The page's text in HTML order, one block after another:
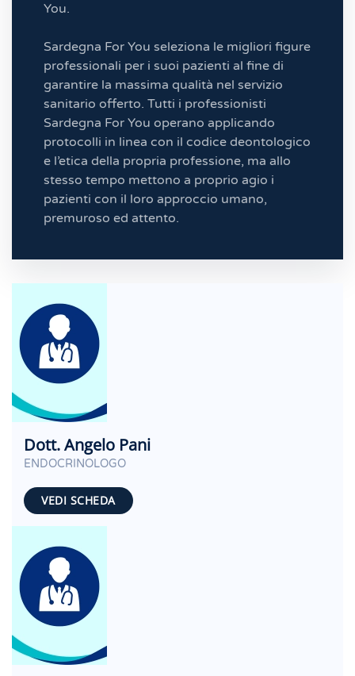
You.
Sardegna For You seleziona le migliori figure
professionali per i suoi pazienti al fine di
garantire la massima qualità nel servizio
sanitario offerto. Tutti i professionisti
Sardegna For You operano applicando
protocolli in linea con il codice deontologico
e l’etica della propria professione, ma allo
stesso tempo mettono a proprio agio i
pazienti con il loro approccio umano,
premuroso ed attento.
Dott. Angelo Pani
ENDOCRINOLOGO
VEDI SCHEDA